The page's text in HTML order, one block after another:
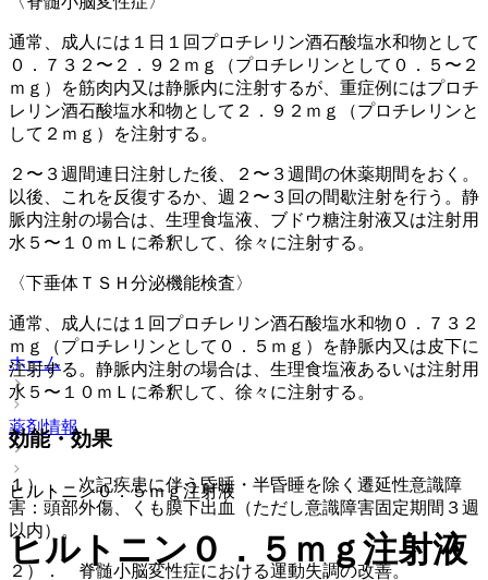
通常、成人には１日１回プロチレリン酒石酸塩水和物として
０．７３２〜２．９２ｍｇ（プロチレリンとして０．５〜２
ｍｇ）を筋肉内又は静脈内に注射するが、重症例にはプロチ
レリン酒石酸塩水和物として２．９２ｍｇ（プロチレリンと
して２ｍｇ）を注射する。
２〜３週間連日注射した後、２〜３週間の休薬期間をおく。
以後、これを反復するか、週２〜３回の間歇注射を行う。静
脈内注射の場合は、生理食塩液、ブドウ糖注射液又は注射用
水５〜１０ｍＬに希釈して、徐々に注射する。
〈下垂体ＴＳＨ分泌機能検査〉
通常、成人には１回プロチレリン酒石酸塩水和物０．７３２
ｍｇ（プロチレリンとして０．５ｍｇ）を静脈内又は皮下に
注射する。静脈内注射の場合は、生理食塩液あるいは注射用
水５〜１０ｍＬに希釈して、徐々に注射する。
効能・効果
１）． 次記疾患に伴う昏睡・半昏睡を除く遷延性意識障
害：頭部外傷、くも膜下出血（ただし意識障害固定期間３週
以内）。
２）． 脊髄小脳変性症における運動失調の改善。
ホーム
薬剤情報
ヒルトニン０．５ｍｇ注射液
ヒルトニン０．５ｍｇ注射液